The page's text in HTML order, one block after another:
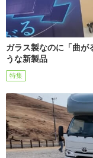
ガラス製なのに「曲が
うな新製品
特集